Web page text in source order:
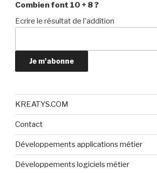
Combien font 10 + 8 ?
Ecrire le résultat de l'addition
Je m'abonne
KREATYS.COM
Contact
Développements applications métier
Développements logiciels métier